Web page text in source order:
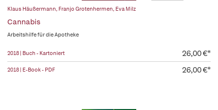
Klaus Häußermann, Franjo Grotenhermen, Eva Milz
Cannabis
Arbeitshilfe für die Apotheke
2018 | Buch - Kartoniert 26,00 €*
2018 | E-Book - PDF 26,00 €*